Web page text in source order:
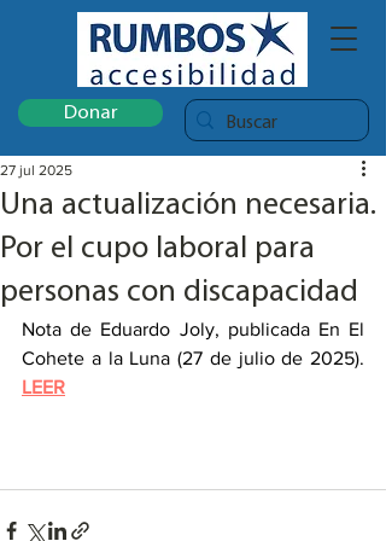
Donar
Una actualización necesaria.
Por el cupo laboral para
personas con discapacidad
27 jul 2025
Nota de Eduardo Joly, publicada En El
LEER